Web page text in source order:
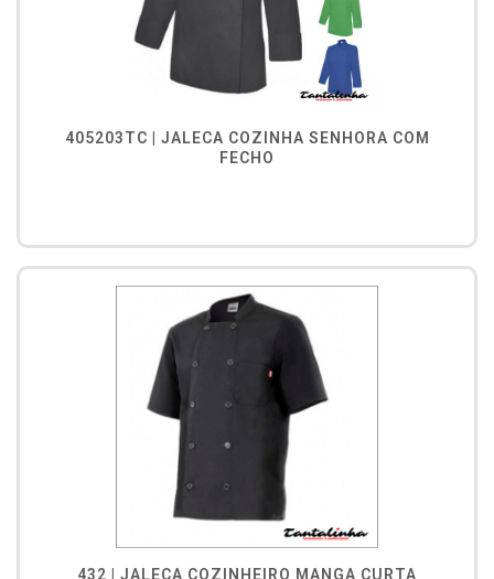
405203TC | JALECA COZINHA SENHORA COM
FECHO
432 | JALECA COZINHEIRO MANGA CURTA